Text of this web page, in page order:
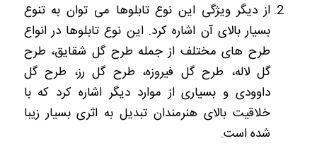
از دیگر ویژگی این نوع تابلوها می توان به تنوع
بسیار بالای آن اشاره کرد. این نوع تابلوها در انواع
طرح های مختلف از جمله طرح گل شقایق، طرح
گل لاله، طرح گل فیروزه، طرح گل رز، طرح گل
داوودی و بسیاری از موارد دیگر اشاره کرد که با
خلاقیت بالای هنرمندان تبدیل به اثری بسیار زیبا
شده است.